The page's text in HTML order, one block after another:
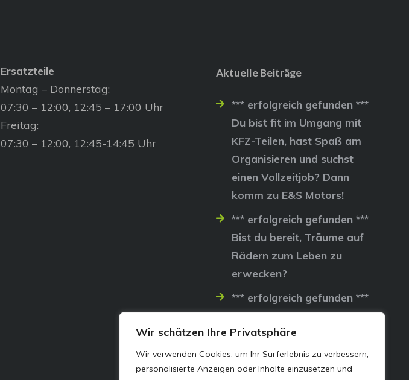
Wir schätzen Ihre Privatsphäre
Wir verwenden Cookies, um Ihr Surferlebnis zu verbessern,
personalisierte Anzeigen oder Inhalte einzusetzen und
Ersatzteile
Montag – Donnerstag:
07:30 – 12:00, 12:45 – 17:00 Uhr
Freitag:
07:30 – 12:00, 12:45-14:45 Uhr
Aktuelle Beiträge
*** erfolgreich gefunden ***
Du bist fit im Umgang mit
KFZ-Teilen, hast Spaß am
Organisieren und suchst
einen Vollzeitjob? Dann
komm zu E&S Motors!
*** erfolgreich gefunden ***
Bist du bereit, Träume auf
Rädern zum Leben zu
erwecken?
*** erfolgreich gefunden ***
Lass uns gemeinsam die
Straßen erobern…